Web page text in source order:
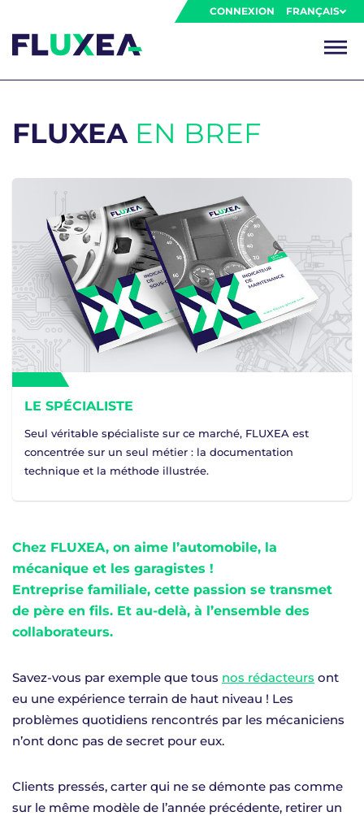
CONNEXION FRANÇAIS
FLUXEAEN BREF
LE SPÉCIALISTE
Seul véritable spécialiste sur ce marché, FLUXEA est
concentrée sur un seul métier : la documentation
technique et la méthode illustrée.
Chez FLUXEA, on aime l’automobile, la
mécanique et les garagistes !
Entreprise familiale, cette passion se transmet
de père en fils. Et au-delà, à l’ensemble des
collaborateurs.
Savez-vous par exemple que tous nos rédacteurs ont
eu une expérience terrain de haut niveau ! Les
problèmes quotidiens rencontrés par les mécaniciens
n’ont donc pas de secret pour eux.
Clients pressés, carter qui ne se démonte pas comme
sur le même modèle de l’année précédente, retirer un